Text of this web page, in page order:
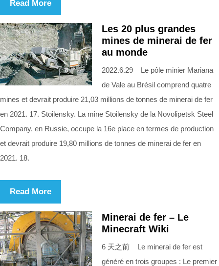
Read More
Les 20 plus grandes
mines de minerai de fer
au monde
2022.6.29 Le pôle minier Mariana
de Vale au Brésil comprend quatre
mines et devrait produire 21,03 millions de tonnes de minerai de fer
en 2021. 17. Stoilensky. La mine Stoilensky de la Novolipetsk Steel
Company, en Russie, occupe la 16e place en termes de production
et devrait produire 19,80 millions de tonnes de minerai de fer en
2021. 18.
Read More
Minerai de fer – Le
Minecraft Wiki
6 天之前 Le minerai de fer est
généré en trois groupes : Le premier